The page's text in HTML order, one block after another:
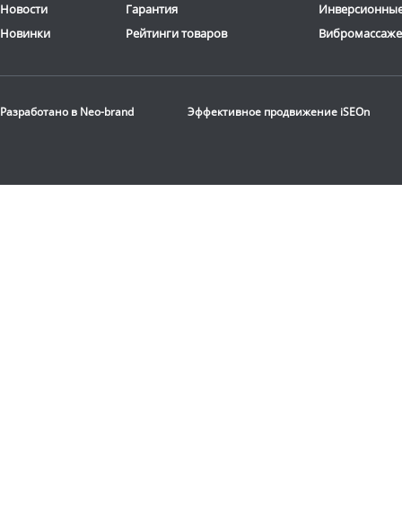
Новости
Новинки
Гарантия
Рейтинги товаров
Разработано в Neo-brand Эффективное продвижение iSEOn